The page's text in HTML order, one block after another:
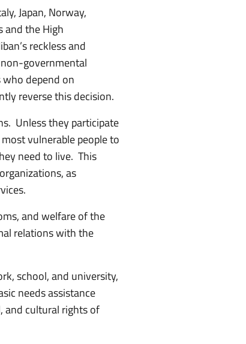
Japan, Norway,
and the High
reckless and
governmental
depend on
reverse this decision.
Unless they participate
vulnerable people to
need to live. This
as
and welfare of the
relations with the
school, and university,
needs assistance
and cultural rights of